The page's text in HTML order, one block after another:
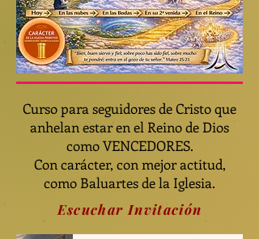
Curso para seguidores de Cristo que
anhelan estar en el Reino de Dios
como VENCEDORES.
Con carácter, con mejor actitud,
como Baluartes de la Iglesia.
Escuchar Invitación